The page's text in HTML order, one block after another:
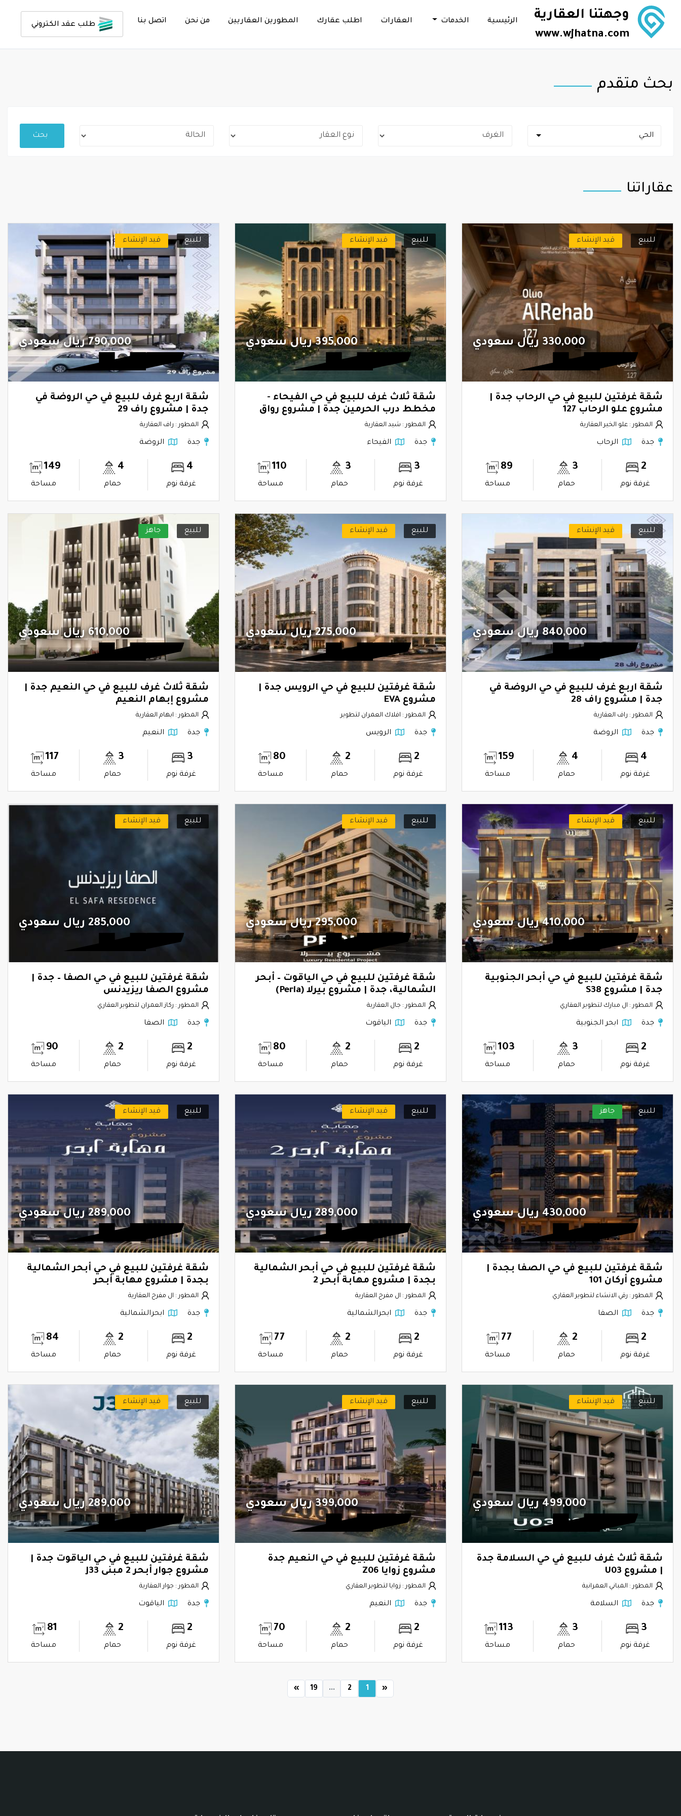
وجهتنا العقارية
www.wjhatna.com
الرئيسية الخدمات العقارات اطلب عقارك المطورين العقاريين من نحن اتصل بنا طلب عقد الكتروني
بحث متقدم
الحي بحث
عقاراتنا
للبيع قيد الإنشاء
330,000 ريال سعودي
شقة غرفتين للبيع في حي الرحاب جدة |
مشروع علو الرحاب 127
المطور : علو الخير العقارية
جدة الرحاب
2
غرفة نوم
3
حمام
89
مساحة
للبيع قيد الإنشاء
395,000 ريال سعودي
شقة ثلاث غرف للبيع في حي الفيحاء -
مخطط درب الحرمين جدة | مشروع رواق
المطور : شيد العقارية
جدة الفيحاء
3
غرفة نوم
3
حمام
110
مساحة
للبيع قيد الإنشاء
790,000 ريال سعودي
شقة اربع غرف للبيع في حي الروضة في
جدة | مشروع راف 29
المطور : راف العقارية
جدة الروضة
4
غرفة نوم
4
حمام
149
مساحة
للبيع قيد الإنشاء
840,000 ريال سعودي
شقة اربع غرف للبيع في حي الروضة في
جدة | مشروع راف 28
المطور : راف العقارية
جدة الروضة
4
غرفة نوم
4
حمام
159
مساحة
للبيع قيد الإنشاء
275,000 ريال سعودي
شقة غرفتين للبيع في حي الرويس جدة |
مشروع EVA
المطور : افلاك العمران لتطوير
جدة الرويس
2
غرفة نوم
2
حمام
80
مساحة
للبيع جاهز
610,000 ريال سعودي
شقة ثلاث غرف للبيع في حي النعيم جدة |
مشروع إبهام النعيم
المطور : ابهام العقارية
جدة النعيم
3
غرفة نوم
3
حمام
117
مساحة
للبيع قيد الإنشاء
410,000 ريال سعودي
شقة غرفتين للبيع في حي أبحر الجنوبية
جدة | مشروع S38
المطور : ال مبارك لتطوير العقاري
جدة ابحر الجنوبية
2
غرفة نوم
3
حمام
103
مساحة
للبيع قيد الإنشاء
295,000 ريال سعودي
شقة غرفتين للبيع في حي الياقوت – أبحر
الشمالية، جدة | مشروع بيرلا (Perla)
المطور : جال العقارية
جدة الياقوت
2
غرفة نوم
2
حمام
80
مساحة
للبيع قيد الإنشاء
285,000 ريال سعودي
شقة غرفتين للبيع في حي الصفا – جدة |
مشروع الصفا ريزيدنس
المطور : ركاز العمران لتطوير العقاري
جدة الصفا
2
غرفة نوم
2
حمام
90
مساحة
للبيع جاهز
430,000 ريال سعودي
شقة غرفتين للبيع في حي الصفا بجدة |
مشروع أركان 101
المطور : رقي الانشاء لتطوير العقاري
جدة الصفا
2
غرفة نوم
2
حمام
77
مساحة
للبيع قيد الإنشاء
289,000 ريال سعودي
شقة غرفتين للبيع في حي أبحر الشمالية
بجدة | مشروع مهابة أبحر 2
المطور : ال مفرح العقارية
جدة ابحرالشمالية
2
غرفة نوم
2
حمام
77
مساحة
للبيع قيد الإنشاء
289,000 ريال سعودي
شقة غرفتين للبيع في حي أبحر الشمالية
بجدة | مشروع مهابة أبحر
المطور : ال مفرح العقارية
جدة ابحرالشمالية
2
غرفة نوم
2
حمام
84
مساحة
للبيع قيد الإنشاء
499,000 ريال سعودي
شقة ثلاث غرف للبيع في حي السلامة جدة
| مشروع U03
المطور : المباني العمرانية
جدة السلامة
3
غرفة نوم
3
حمام
113
مساحة
للبيع قيد الإنشاء
399,000 ريال سعودي
شقة غرفتين للبيع في حي النعيم جدة
مشروع زوايا Z06
المطور : زوايا لتطوير العقاري
جدة النعيم
2
غرفة نوم
2
حمام
70
مساحة
للبيع قيد الإنشاء
289,000 ريال سعودي
شقة غرفتين للبيع في حي الياقوت جدة |
مشروع جوار أبحر 2 مبنى J33
المطور : جوار العقارية
جدة الياقوت
2
غرفة نوم
2
حمام
81
مساحة
«
1
2
...
19
»